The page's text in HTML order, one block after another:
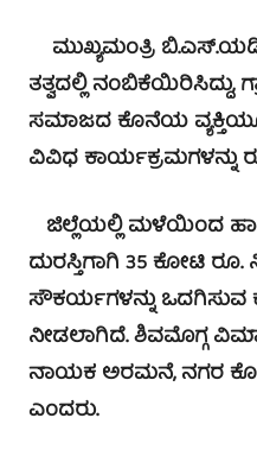
ಮುಖ್ಯಮಂತ್ರಿ
ತತ್ವದಲ್ಲಿ ನಂಬಿಕೆಯಿರಿಸಿದ್ದು,
ಸಮಾಜದ ಕೊನೆಯ
ವಿವಿಧ ಕಾರ್ಯಕ್ರಮಗಳನ್ನು
ಜಿಲ್ಲೆಯಲ್ಲಿ ಮಳೆಯಿಂದ
ದುರಸ್ತಿಗಾಗಿ 35 ಕೋಟಿ
ಸೌಕರ್ಯಗಳನ್ನು ಒದಗಿಸುವ
ನೀಡಲಾಗಿದೆ. ಶಿವಮೊಗ್ಗ
ನಾಯಕ ಅರಮನೆ, ನಗರ
ಎಂದರು.